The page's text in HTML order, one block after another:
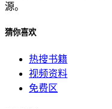
源。
猜你喜欢
热搜书籍
视频资料
免费区